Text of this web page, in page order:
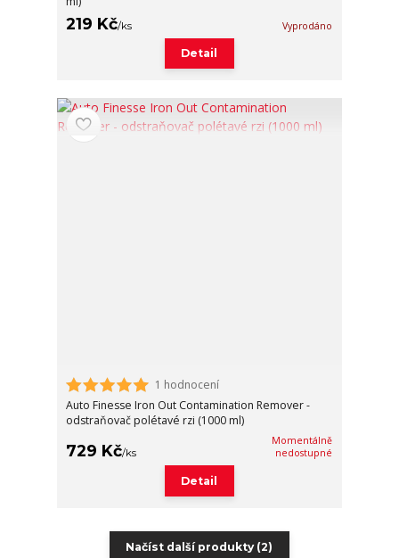
219 Kč/ks Vyprodáno
Detail
1 hodnocení
Auto Finesse Iron Out Contamination Remover -
odstraňovač polétavé rzi (1000 ml)
729 Kč/ks
Momentálně
nedostupné
Detail
Načíst další produkty (2)